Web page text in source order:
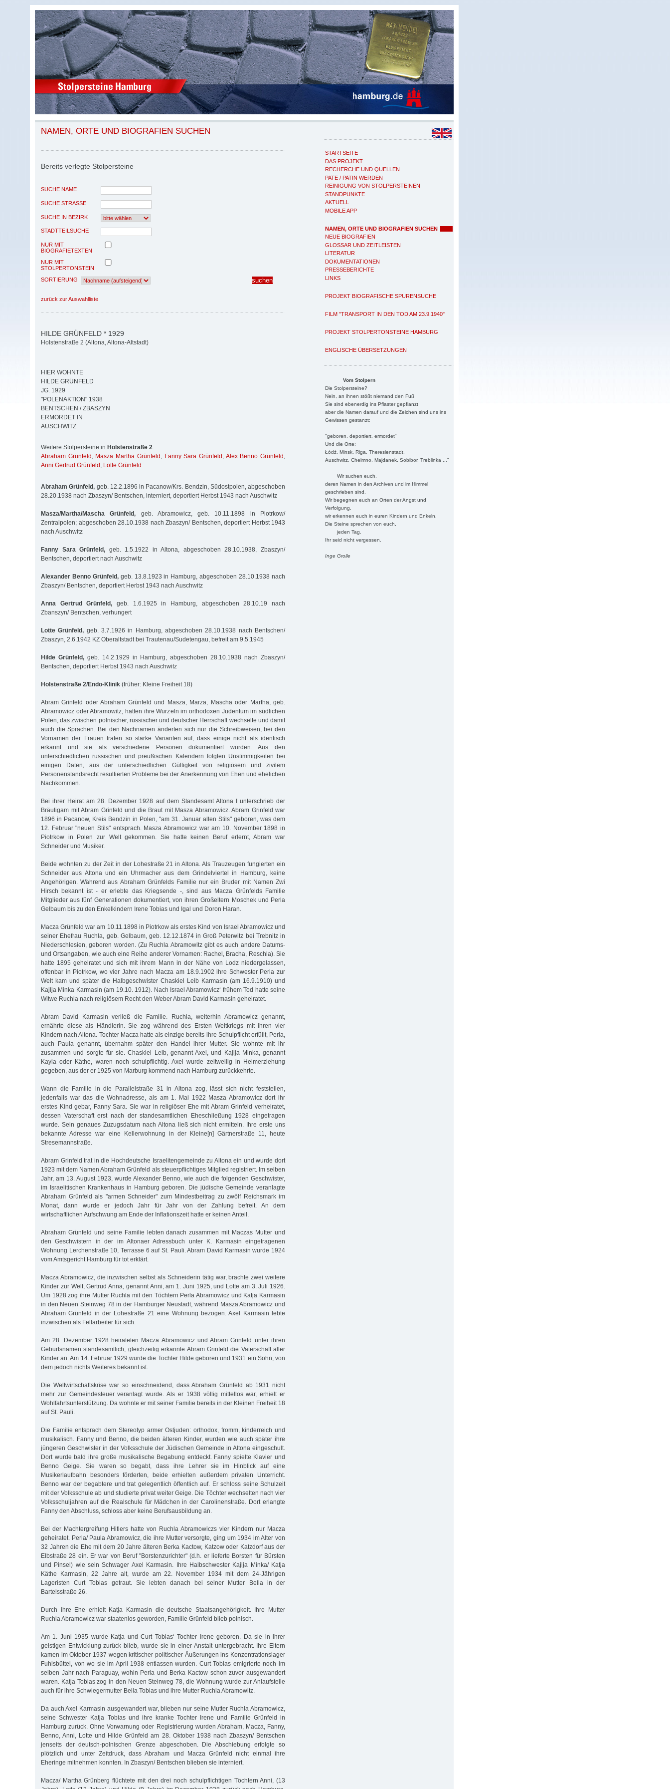
STARTSEITE
DAS PROJEKT
RECHERCHE UND QUELLEN
PATE / PATIN WERDEN
REINIGUNG VON STOLPERSTEINEN
STANDPUNKTE
AKTUELL
MOBILE APP
NAMEN, ORTE UND BIOGRAFIEN SUCHEN
NEUE BIOGRAFIEN
GLOSSAR UND ZEITLEISTEN
LITERATUR
DOKUMENTATIONEN
PRESSEBERICHTE
LINKS
PROJEKT BIOGRAFISCHE SPURENSUCHE
FILM "TRANSPORT IN DEN TOD AM 23.9.1940"
PROJEKT STOLPERTONSTEINE HAMBURG
ENGLISCHE ÜBERSETZUNGEN
Vom Stolpern
Die Stolpersteine?
Nein, an ihnen stößt niemand den Fuß
Sie sind ebenerdig ins Pflaster gepflanzt
aber die Namen darauf und die Zeichen sind uns ins
Gewissen gestanzt:
"geboren, deportiert, ermordet"
Und die Orte:
Łódź, Minsk, Riga, Theresienstadt,
Auschwitz, Chelmno, Majdanek, Sobibor, Treblinka ..."
Wir suchen euch,
deren Namen in den Archiven und im Himmel
geschrieben sind.
Wir begegnen euch an Orten der Angst und
Verfolgung,
wir erkennen euch in euren Kindern und Enkeln.
Die Steine sprechen von euch,
jeden Tag.
Ihr seid nicht vergessen.
Inge Grolle
NAMEN, ORTE UND BIOGRAFIEN SUCHEN
Bereits verlegte Stolpersteine
SUCHE NAME
SUCHE STRASSE
SUCHE IN BEZIRK
STADTTEILSUCHE
NUR MIT
BIOGRAFIETEXTEN
NUR MIT
STOLPERTONSTEIN
SORTIERUNG
zurück zur Auswahlliste
HILDE GRÜNFELD * 1929
Holstenstraße 2 (Altona, Altona-Altstadt)
HIER WOHNTE
HILDE GRÜNFELD
JG. 1929
"POLENAKTION" 1938
BENTSCHEN / ZBASZYN
ERMORDET IN
AUSCHWITZ
Weitere Stolpersteine in Holstenstraße 2:
Abraham Grünfeld , Masza Martha Grünfeld , Fanny Sara Grünfeld , Alex Benno Grünfeld ,
Anni Gertrud Grünfeld , Lotte Grünfeld
Abraham Grünfeld, geb. 12.2.1896 in Pacanow/Krs. Bendzin, Südostpolen, abgeschoben
28.20.1938 nach Zbaszyn/ Bentschen, interniert, deportiert Herbst 1943 nach Auschwitz
Masza/Martha/Mascha Grünfeld, geb. Abramowicz, geb. 10.11.1898 in Piotrkow/
Zentralpolen; abgeschoben 28.10.1938 nach Zbaszyn/ Bentschen, deportiert Herbst 1943
nach Auschwitz
Fanny Sara Grünfeld, geb. 1.5.1922 in Altona, abgeschoben 28.10.1938, Zbaszyn/
Bentschen, deportiert nach Auschwitz
Alexander Benno Grünfeld,geb. 13.8.1923 in Hamburg, abgeschoben 28.10.1938 nach
Zbaszyn/ Bentschen, deportiert Herbst 1943 nach Auschwitz
Anna Gertrud Grünfeld, geb. 1.6.1925 in Hamburg, abgeschoben 28.10.19 nach
Zbanszyn/ Bentschen, verhungert
Lotte Grünfeld, geb. 3.7.1926 in Hamburg, abgeschoben 28.10.1938 nach Bentschen/
Zbaszyn, 2.6.1942 KZ Oberaltstadt bei Trautenau/Sudetengau, befreit am 9.5.1945
Hilde Grünfeld,geb. 14.2.1929 in Hamburg, abgeschoben 28.10.1938 nach Zbaszyn/
Bentschen, deportiert Herbst 1943 nach Auschwitz
Holstenstraße 2/Endo-Klinik (früher: Kleine Freiheit 18)
Abram Grinfeld oder Abraham Grünfeld und Masza, Marza, Mascha oder Martha, geb.
Abramowicz oder Abramowitz, hatten ihre Wurzeln im orthodoxen Judentum im südlichen
Polen, das zwischen polnischer, russischer und deutscher Herrschaft wechselte und damit
auch die Sprachen. Bei den Nachnamen änderten sich nur die Schreibweisen, bei den
Vornamen der Frauen traten so starke Varianten auf, dass einige nicht als identisch
erkannt und sie als verschiedene Personen dokumentiert wurden. Aus den
unterschiedlichen russischen und preußischen Kalendern folgten Unstimmigkeiten bei
einigen Daten, aus der unterschiedlichen Gültigkeit von religiösem und zivilem
Personenstandsrecht resultierten Probleme bei der Anerkennung von Ehen und ehelichen
Nachkommen.
Bei ihrer Heirat am 28. Dezember 1928 auf dem Standesamt Altona I unterschrieb der
Bräutigam mit Abram Grinfeld und die Braut mit Masza Abramowicz. Abram Grinfeld war
1896 in Pacanow, Kreis Bendzin in Polen, "am 31. Januar alten Stils" geboren, was dem
12. Februar "neuen Stils" entsprach. Masza Abramowicz war am 10. November 1898 in
Piotrkow in Polen zur Welt gekommen. Sie hatte keinen Beruf erlernt, Abram war
Schneider und Musiker.
Beide wohnten zu der Zeit in der Lohestraße 21 in Altona. Als Trauzeugen fungierten ein
Schneider aus Altona und ein Uhrmacher aus dem Grindelviertel in Hamburg, keine
Angehörigen. Während aus Abraham Grünfelds Familie nur ein Bruder mit Namen Zwi
Hirsch bekannt ist - er erlebte das Kriegsende -, sind aus Macza Grünfelds Familie
Mitglieder aus fünf Generationen dokumentiert, von ihren Großeltern Moschek und Perla
Gelbaum bis zu den Enkelkindern Irene Tobias und Igal und Doron Haran.
Macza Grünfeld war am 10.11.1898 in Piotrkow als erstes Kind von Israel Abramowicz und
seiner Ehefrau Ruchla, geb. Gelbaum, geb. 12.12.1874 in Groß Peterwitz bei Trebnitz in
Niederschlesien, geboren worden. (Zu Ruchla Abramowitz gibt es auch andere Datums-
und Ortsangaben, wie auch eine Reihe anderer Vornamen: Rachel, Bracha, Reschla). Sie
hatte 1895 geheiratet und sich mit ihrem Mann in der Nähe von Lodz niedergelassen,
offenbar in Piotrkow, wo vier Jahre nach Macza am 18.9.1902 ihre Schwester Perla zur
Welt kam und später die Halbgeschwister Chaskiel Leib Karmasin (am 16.9.1910) und
Kajlja Minka Karmasin (am 19.10. 1912). Nach Israel Abramowicz‘ frühem Tod hatte seine
Witwe Ruchla nach religiösem Recht den Weber Abram David Karmasin geheiratet.
Abram David Karmasin verließ die Familie. Ruchla, weiterhin Abramowicz genannt,
ernährte diese als Händlerin. Sie zog während des Ersten Weltkriegs mit ihren vier
Kindern nach Altona. Tochter Macza hatte als einzige bereits ihre Schulpflicht erfüllt, Perla,
auch Paula genannt, übernahm später den Handel ihrer Mutter. Sie wohnte mit ihr
zusammen und sorgte für sie. Chaskiel Leib, genannt Axel, und Kajlja Minka, genannt
Kayla oder Käthe, waren noch schulpflichtig. Axel wurde zeitweilig in Heimerziehung
gegeben, aus der er 1925 von Marburg kommend nach Hamburg zurückkehrte.
Wann die Familie in die Parallelstraße 31 in Altona zog, lässt sich nicht feststellen,
jedenfalls war das die Wohnadresse, als am 1. Mai 1922 Masza Abramowicz dort ihr
erstes Kind gebar, Fanny Sara. Sie war in religiöser Ehe mit Abram Grinfeld verheiratet,
dessen Vaterschaft erst nach der standesamtlichen Eheschließung 1928 eingetragen
wurde. Sein genaues Zuzugsdatum nach Altona ließ sich nicht ermitteln. Ihre erste uns
bekannte Adresse war eine Kellerwohnung in der Kleine[n] Gärtnerstraße 11, heute
Stresemannstraße.
Abram Grinfeld trat in die Hochdeutsche Israelitengemeinde zu Altona ein und wurde dort
1923 mit dem Namen Abraham Grünfeld als steuerpflichtiges Mitglied registriert. Im selben
Jahr, am 13. August 1923, wurde Alexander Benno, wie auch die folgenden Geschwister,
im Israelitischen Krankenhaus in Hamburg geboren. Die jüdische Gemeinde veranlagte
Abraham Grünfeld als "armen Schneider" zum Mindestbeitrag zu zwölf Reichsmark im
Monat, dann wurde er jedoch Jahr für Jahr von der Zahlung befreit. An dem
wirtschaftlichen Aufschwung am Ende der Inflationszeit hatte er keinen Anteil.
Abraham Grünfeld und seine Familie lebten danach zusammen mit Maczas Mutter und
den Geschwistern in der im Altonaer Adressbuch unter K. Karmasin eingetragenen
Wohnung Lerchenstraße 10, Terrasse 6 auf St. Pauli. Abram David Karmasin wurde 1924
vom Amtsgericht Hamburg für tot erklärt.
Macza Abramowicz, die inzwischen selbst als Schneiderin tätig war, brachte zwei weitere
Kinder zur Welt, Gertrud Anna, genannt Anni, am 1. Juni 1925, und Lotte am 3. Juli 1926.
Um 1928 zog ihre Mutter Ruchla mit den Töchtern Perla Abramowicz und Katja Karmasin
in den Neuen Steinweg 78 in der Hamburger Neustadt, während Masza Abramowicz und
Abraham Grünfeld in der Lohestraße 21 eine Wohnung bezogen. Axel Karmasin lebte
inzwischen als Fellarbeiter für sich.
Am 28. Dezember 1928 heirateten Macza Abramowicz und Abram Grinfeld unter ihren
Geburtsnamen standesamtlich, gleichzeitig erkannte Abram Grinfeld die Vaterschaft aller
Kinder an. Am 14. Februar 1929 wurde die Tochter Hilde geboren und 1931 ein Sohn, von
dem jedoch nichts Weiteres bekannt ist.
Die Weltwirtschaftskrise war so einschneidend, dass Abraham Grünfeld ab 1931 nicht
mehr zur Gemeindesteuer veranlagt wurde. Als er 1938 völlig mittellos war, erhielt er
Wohlfahrtsunterstützung. Da wohnte er mit seiner Familie bereits in der Kleinen Freiheit 18
auf St. Pauli.
Die Familie entsprach dem Stereotyp armer Ostjuden: orthodox, fromm, kinderreich und
musikalisch. Fanny und Benno, die beiden älteren Kinder, wurden wie auch später ihre
jüngeren Geschwister in der Volksschule der Jüdischen Gemeinde in Altona eingeschult.
Dort wurde bald ihre große musikalische Begabung entdeckt. Fanny spielte Klavier und
Benno Geige. Sie waren so begabt, dass ihre Lehrer sie im Hinblick auf eine
Musikerlaufbahn besonders förderten, beide erhielten außerdem privaten Unterricht.
Benno war der begabtere und trat gelegentlich öffentlich auf. Er schloss seine Schulzeit
mit der Volksschule ab und studierte privat weiter Geige. Die Töchter wechselten nach vier
Volksschuljahren auf die Realschule für Mädchen in der Carolinenstraße. Dort erlangte
Fanny den Abschluss, schloss aber keine Berufsausbildung an.
Bei der Machtergreifung Hitlers hatte von Ruchla Abramowiczs vier Kindern nur Macza
geheiratet. Perla/ Paula Abramowicz, die ihre Mutter versorgte, ging um 1934 im Alter von
32 Jahren die Ehe mit dem 20 Jahre älteren Berka Kactow, Katzow oder Katzdorf aus der
Elbstraße 28 ein. Er war von Beruf "Borstenzurichter" (d.h. er lieferte Borsten für Bürsten
und Pinsel) wie sein Schwager Axel Karmasin. Ihre Halbschwester Kajlja Minka/ Katja
Käthe Karmasin, 22 Jahre alt, wurde am 22. November 1934 mit dem 24-Jährigen
Lageristen Curt Tobias getraut. Sie lebten danach bei seiner Mutter Bella in der
Bartelsstraße 26.
Durch ihre Ehe erhielt Katja Karmasin die deutsche Staatsangehörigkeit. Ihre Mutter
Ruchla Abramowicz war staatenlos geworden, Familie Grünfeld blieb polnisch.
Am 1. Juni 1935 wurde Katja und Curt Tobias‘ Tochter Irene geboren. Da sie in ihrer
geistigen Entwicklung zurück blieb, wurde sie in einer Anstalt untergebracht. Ihre Eltern
kamen im Oktober 1937 wegen kritischer politischer Äußerungen ins Konzentrationslager
Fuhlsbüttel, von wo sie im April 1938 entlassen wurden. Curt Tobias emigrierte noch im
selben Jahr nach Paraguay, wohin Perla und Berka Kactow schon zuvor ausgewandert
waren. Katja Tobias zog in den Neuen Steinweg 78, die Wohnung wurde zur Anlaufstelle
auch für ihre Schwiegermutter Bella Tobias und ihre Mutter Ruchla Abramowitz.
Da auch Axel Karmasin ausgewandert war, blieben nur seine Mutter Ruchla Abramowicz,
seine Schwester Katja Tobias und ihre kranke Tochter Irene und Familie Grünfeld in
Hamburg zurück. Ohne Vorwarnung oder Registrierung wurden Abraham, Macza, Fanny,
Benno, Anni, Lotte und Hilde Grünfeld am 28. Oktober 1938 nach Zbaszyn/ Bentschen
jenseits der deutsch-polnischen Grenze abgeschoben. Die Abschiebung erfolgte so
plötzlich und unter Zeitdruck, dass Abraham und Macza Grünfeld nicht einmal ihre
Eheringe mitnehmen konnten. In Zbaszyn/ Bentschen blieben sie interniert.
Macza/ Martha Grünberg flüchtete mit den drei noch schulpflichtigen Töchtern Anni, (13